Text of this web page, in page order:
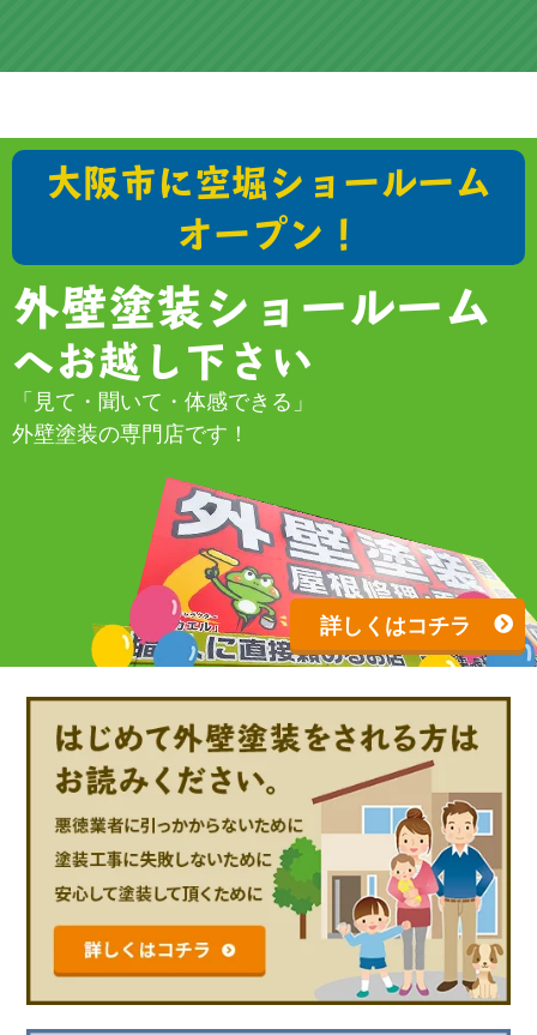
大阪市に空堀ショールーム
オープン！
外壁塗装ショールーム
へお越し下さい
「見て・聞いて・体感できる」
外壁塗装の専門店です！
詳しくはコチラ